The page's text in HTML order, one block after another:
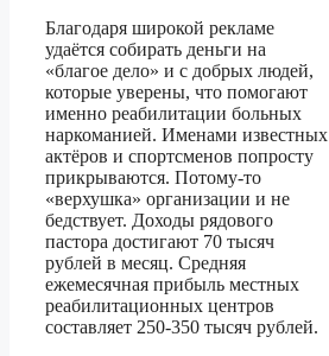
Благодаря широкой рекламе
удаётся собирать деньги на
«благое дело» и с добрых людей,
которые уверены, что помогают
именно реабилитации больных
наркоманией. Именами известных
актёров и спортсменов попросту
прикрываются. Потому-то
«верхушка» организации и не
бедствует. Доходы рядового
пастора достигают 70 тысяч
рублей в месяц. Средняя
ежемесячная прибыль местных
реабилитационных центров
составляет 250-350 тысяч рублей.